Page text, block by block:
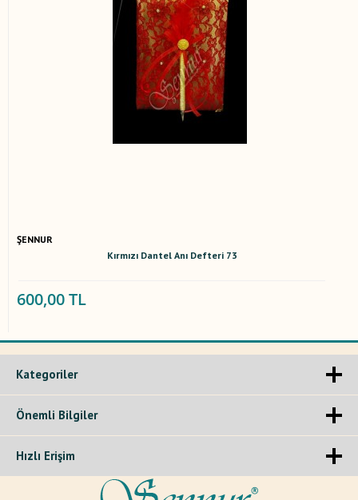
ŞENNUR
Kırmızı Dantel Anı Defteri 73
600,00 TL
Kategoriler
Önemli Bilgiler
Hızlı Erişim